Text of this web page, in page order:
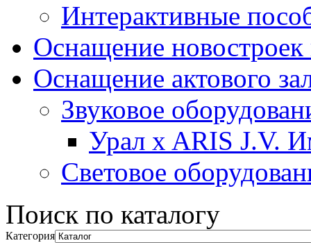
Интерактивные
Оснащение новостроек
Оснащение актового
Звуковое
Урал x ARIS J.V.
Световое
Поиск по каталогу
Категория